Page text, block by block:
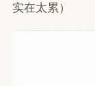
实在太累）